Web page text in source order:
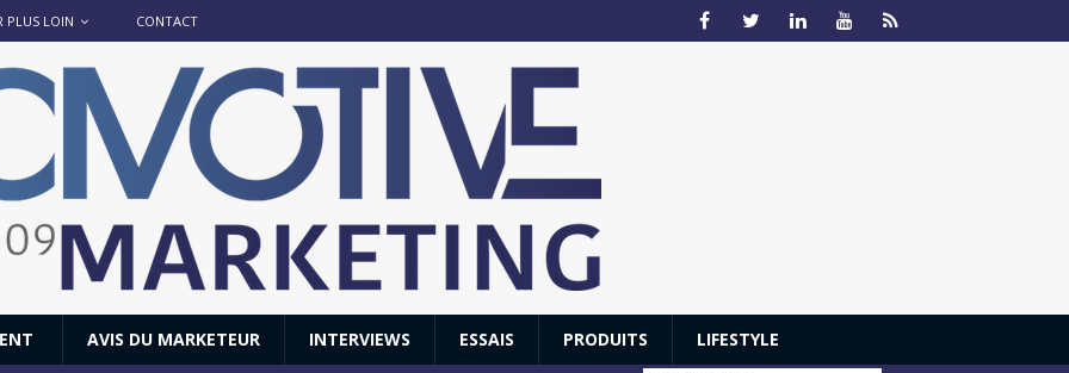
PLUS LOIN CONTACT
AVIS DU MARKETEUR INTERVIEWS ESSAIS PRODUITS LIFESTYLE